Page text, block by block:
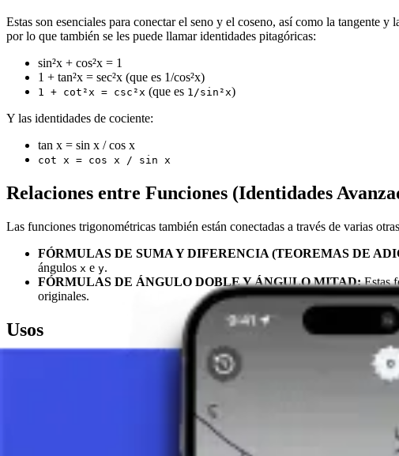
Estas son esenciales para conectar el seno y el coseno, así como la tangente
por lo que también se les puede llamar identidades pitagóricas:
sin²x + cos²x = 1
1 + tan²x = sec²x (que es 1/cos²x)
1 + cot²x = csc²x (que es 1/sin²x)
Y las identidades de cociente:
tan x = sin x / cos x
cot x = cos x / sin x
Relaciones entre Funciones (Identidades
Las funciones trigonométricas también están conectadas a través de varias
FÓRMULAS DE SUMA Y DIFERENCIA (TEOREMAS DE
ángulos x e y.
FÓRMULAS DE ÁNGULO DOBLE Y ÁNGULO MITAD:Estas
originales.
Usos
Las relaciones entre funciones trigonométricas (identidades) se utilizan
trigonometría al buscar los valores de seno, coseno, tangente o cotangente de
Las relaciones entre las funciones trigonométricas (identidades